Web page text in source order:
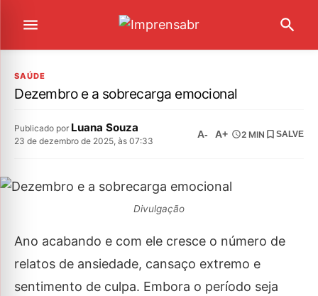
SAÚDE
Dezembro e a sobrecarga emocional
Publicado por Luana Souza
23 de dezembro de 2025, às 07:33
A- A+ 2 MIN SALVE
Divulgação
Ano acabando e com ele cresce o número de
relatos de ansiedade, cansaço extremo e
sentimento de culpa. Embora o período seja